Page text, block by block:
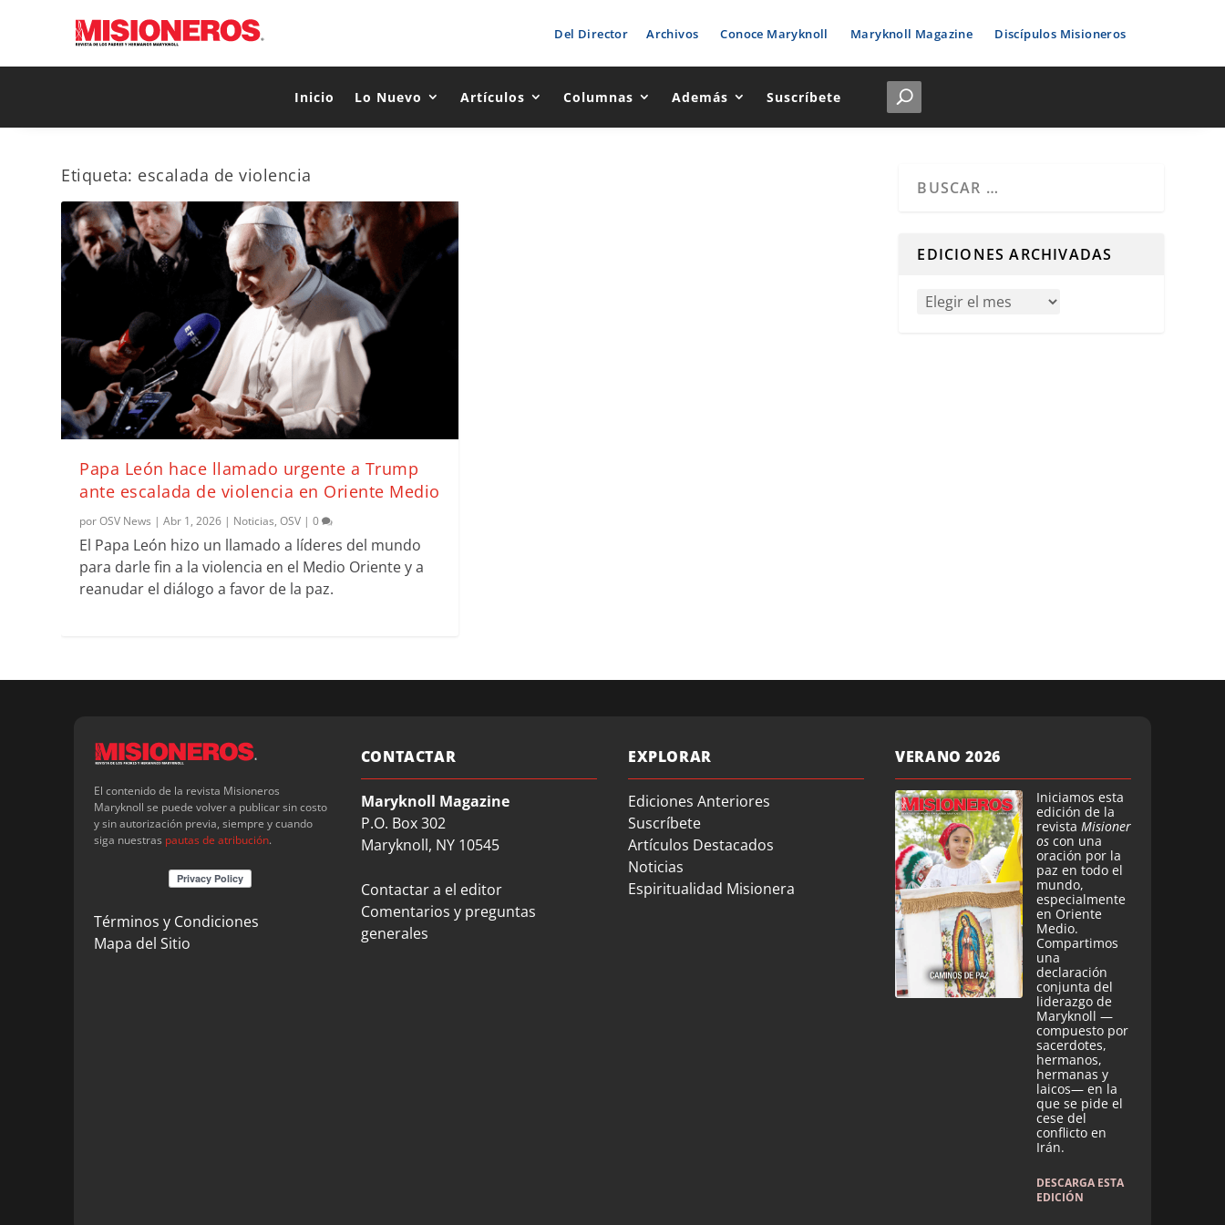
Del Director Archivos Conoce Maryknoll Maryknoll Magazine Discípulos Misioneros
Inicio Lo Nuevo Artículos Columnas Además Suscríbete
Etiqueta: escalada de violencia
Papa León hace llamado urgente a Trump
ante escalada de violencia en Oriente Medio
porOSV News |Abr 1, 2026 | Noticias,OSV |0
El Papa León hizo un llamado a líderes del mundo
para darle fin a la violencia en el Medio Oriente y a
reanudar el diálogo a favor de la paz.
EDICIONES ARCHIVADAS
El contenido de la revista Misioneros
Maryknoll se puede volver a publicar sin costo
y sin autorización previa, siempre y cuando
siga nuestras pautas de atribución.
Términos y Condiciones
Mapa del Sitio
CONTACTAR
Maryknoll Magazine
P.O. Box 302
Maryknoll, NY 10545
Contactar a el editor
Comentarios y preguntas
generales
EXPLORAR
Ediciones Anteriores
Suscríbete
Artículos Destacados
Noticias
Espiritualidad Misionera
VERANO 2026
Iniciamos esta
edición de la
revista Misioner
os con una
oración por la
paz en todo el
mundo,
especialmente
en Oriente
Medio.
Compartimos
una
declaración
conjunta del
liderazgo de
Maryknoll —
compuesto por
sacerdotes,
hermanos,
hermanas y
laicos— en la
que se pide el
cese del
conflicto en
Irán.
DESCARGA ESTA
EDICIÓN